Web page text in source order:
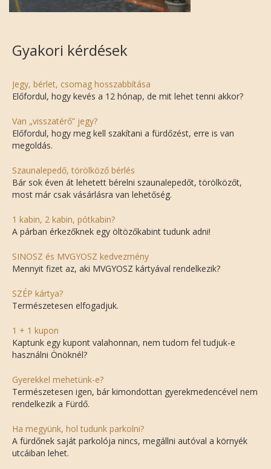
Gyakori kérdések
Jegy, bérlet, csomag hosszabbítása
Előfordul, hogy kevés a 12 hónap, de mit lehet tenni akkor?
Van „visszatérő” jegy?
Előfordul, hogy meg kell szakítani a fürdőzést, erre is van
megoldás.
Szaunalepedő, törölköző bérlés
Bár sok éven át lehetett bérelni szaunalepedőt, törölközőt,
most már csak vásárlásra van lehetőség.
1 kabin, 2 kabin, pótkabin?
A párban érkezőknek egy öltözőkabint tudunk adni!
SINOSZ és MVGYOSZ kedvezmény
Mennyit fizet az, aki MVGYOSZ kártyával rendelkezik?
SZÉP kártya?
Természetesen elfogadjuk.
1 + 1 kupon
Kaptunk egy kupont valahonnan, nem tudom fel tudjuk-e
használni Önöknél?
Gyerekkel mehetünk-e?
Természetesen igen, bár kimondottan gyerekmedencével nem
rendelkezik a Fürdő.
Ha megyünk, hol tudunk parkolni?
A fürdőnek saját parkolója nincs, megállni autóval a környék
utcáiban lehet.